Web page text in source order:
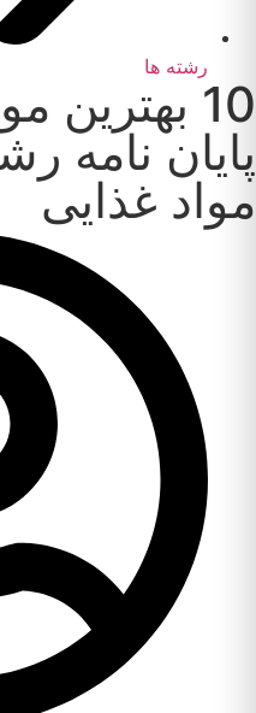
رشته ها
10
پایان نامه
مواد غذایی